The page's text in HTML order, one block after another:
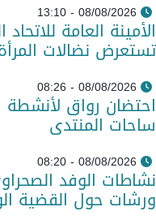
08/08/2026 - 13:10
الأمينة العامة
تستعرض نضالات
08/08/2026 - 08:26
احتضان رواق
ساحات المنتدى
08/08/2026 - 08:20
نشاطات الوفد
ورشات حول القضية